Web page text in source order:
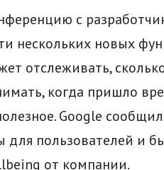
с
нескольких новых
отслеживать,
когда пришло
Google
пользователей и
от компании.